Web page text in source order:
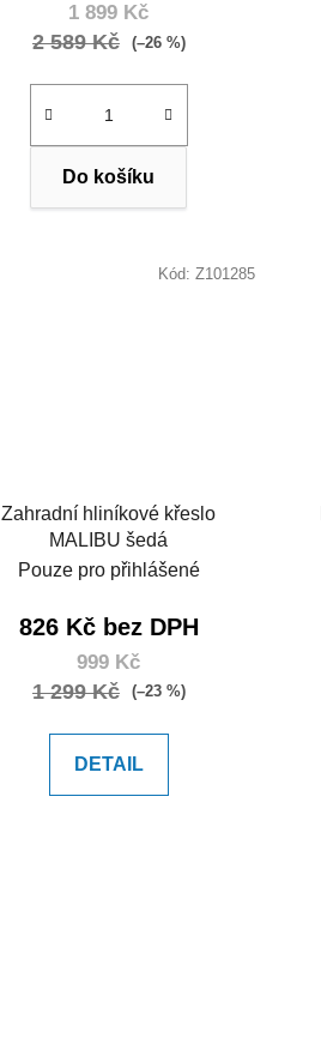
1 899 Kč
2 589 Kč (–26 %)
Do košíku
Zahradní hliníkové křeslo
MALIBU šedá
Pouze pro přihlášené
826 Kč bez DPH
999 Kč
1 299 Kč (–23 %)
DETAIL
Kód: Z101285